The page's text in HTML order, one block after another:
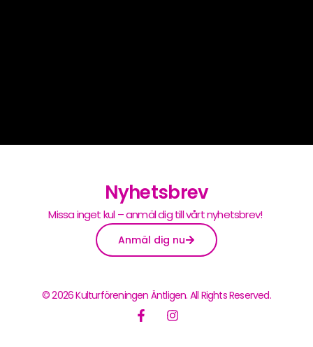
Nyhetsbrev
Missa inget kul – anmäl dig till vårt nyhetsbrev!
Anmäl dig nu
© 2026 Kulturföreningen Äntligen. All Rights Reserved.